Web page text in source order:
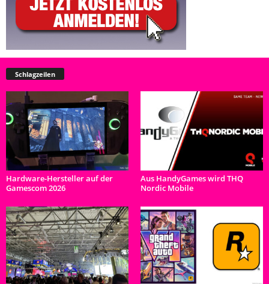
Schlagzeilen
Hardware-Hersteller auf der
Gamescom 2026
Aus HandyGames wird THQ
Nordic Mobile